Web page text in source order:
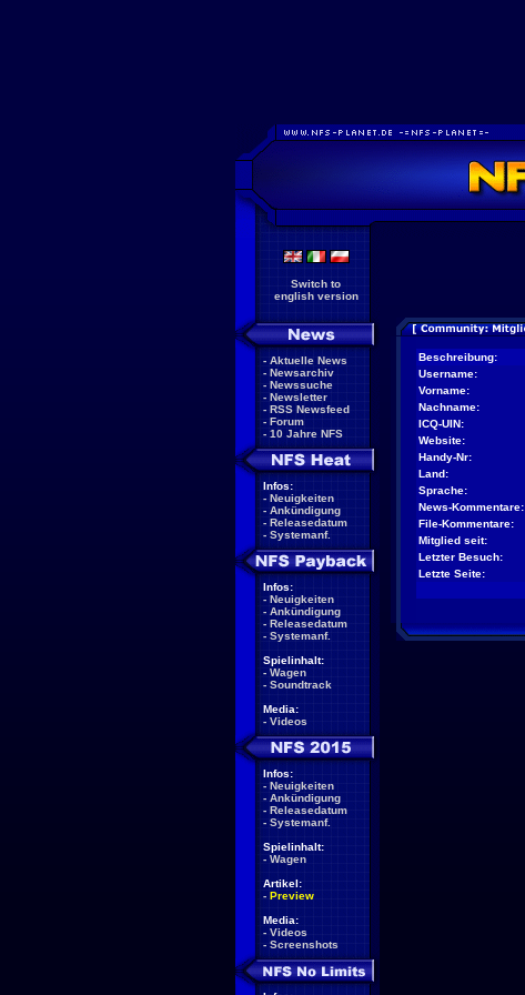
Switch to
english version
- Aktuelle News
- Newsarchiv
- Newssuche
- Newsletter
- RSS Newsfeed
- Forum
- 10 Jahre NFS
Infos:
- Neuigkeiten
- Ankündigung
- Releasedatum
- Systemanf.
Infos:
- Neuigkeiten
- Ankündigung
- Releasedatum
- Systemanf.
Spielinhalt:
- Wagen
- Soundtrack
Media:
- Videos
Infos:
- Neuigkeiten
- Ankündigung
- Releasedatum
- Systemanf.
Spielinhalt:
- Wagen
Artikel:
- Preview
Media:
- Videos
- Screenshots
Beschreibung:
Username:
Vorname:
Nachname:
ICQ-UIN:
Website:
Handy-Nr:
Land:
Sprache:
News-Kommentare:
File-Kommentare:
Mitglied seit:
Letzter Besuch:
Letzte Seite: